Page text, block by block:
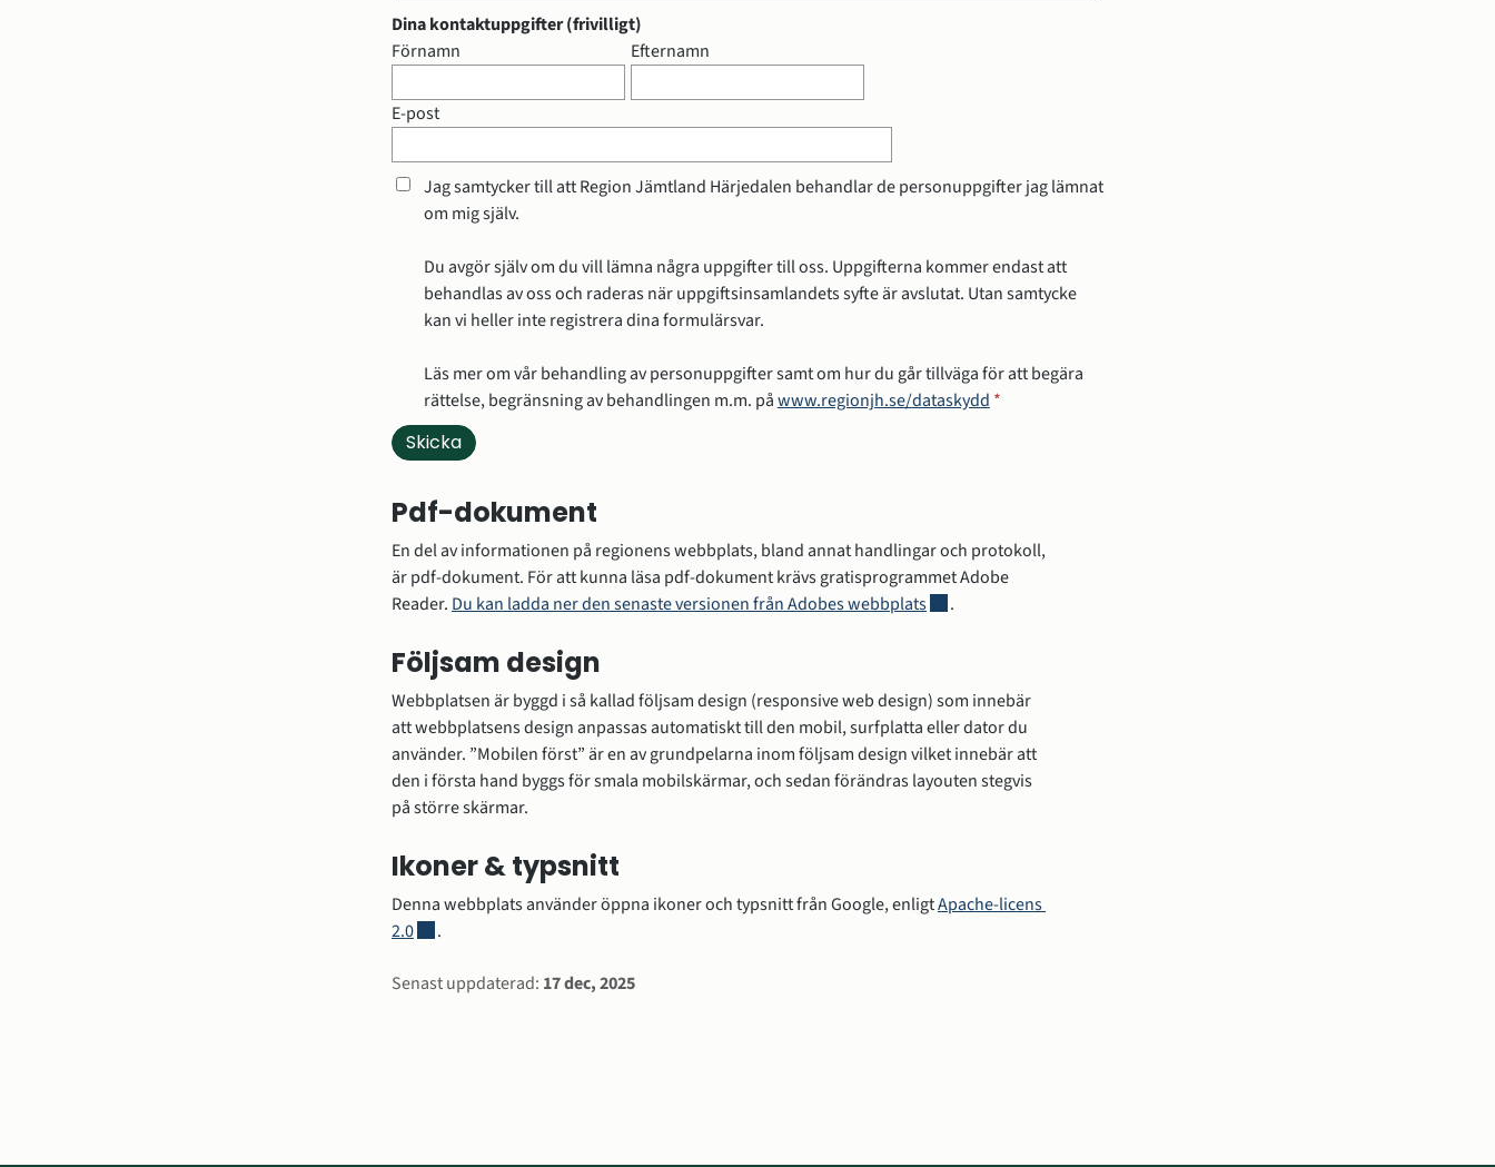
Dina kontaktuppgifter (frivilligt)
Dina kontaktuppgifter (frivilligt)
Förnamn Efternamn
E-post
Jag samtycker till att Region Jämtland Härjedalen behandlar de personuppgifter jag lämnat
om mig själv.
Du avgör själv om du vill lämna några uppgifter till oss. Uppgifterna kommer endast att
behandlas av oss och raderas när uppgiftsinsamlandets syfte är avslutat. Utan samtycke
kan vi heller inte registrera dina formulärsvar.
Läs mer om vår behandling av personuppgifter samt om hur du går tillväga för att begära
rättelse, begränsning av behandlingen m.m. påwww.regionjh.se/dataskydd *
Pdf-dokument
En del av informationen på regionens webbplats, bland annat handlingar och protokoll,
är pdf-dokument. För att kunna läsa pdf-dokument krävs gratisprogrammet Adobe
Reader. Du kan ladda ner den senaste versionen från Adobes webbplatsLänk till annan webbplats, öppnas i nytt fönster.
.
Följsam design
Webbplatsen är byggd i så kallad följsam design (responsive web design) som innebär
att webbplatsens design anpassas automatiskt till den mobil, surfplatta eller dator du
använder. ”Mobilen först” är en av grundpelarna inom följsam design vilket innebär att
den i första hand byggs för smala mobilskärmar, och sedan förändras layouten stegvis
på större skärmar.
Ikoner & typsnitt
Denna webbplats använder öppna ikoner och typsnitt från Google, enligt Apache-licens
2.0Länk till annan webbplats.
.
Sidinformation
Senast uppdaterad: 17 dec, 2025